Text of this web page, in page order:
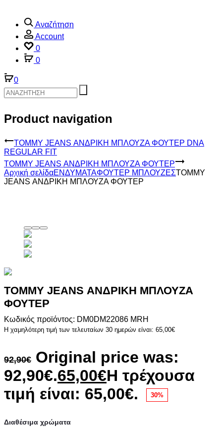
Αναζήτηση
Account
0
0
0
Product navigation
TOMMY JEANS ΑΝΔΡΙΚΗ ΜΠΛΟΥΖΑ ΦΟΥΤΕΡ DNA
REGULAR FIT
TOMMY JEANS ΑΝΔΡΙΚΗ ΜΠΛΟΥΖΑ ΦΟΥΤΕΡ
Αρχική σελίδαΕΝΔΥΜΑΤΑΦΟΥΤΕΡ ΜΠΛΟΥΖΕΣTOMMY
JEANS ΑΝΔΡΙΚΗ ΜΠΛΟΥΖΑ ΦΟΥΤΕΡ
TOMMY JEANS ΑΝΔΡΙΚΗ ΜΠΛΟΥΖΑ
ΦΟΥΤΕΡ
Κωδικός προϊόντος: DM0DM22086 MRH
Η χαμηλότερη τιμή των τελευταίων 30 ημερών είναι: 65,00€
92,90€ Original price was:
92,90€.65,00€Η τρέχουσα
τιμή είναι: 65,00€.
30%
Διαθέσιμα χρώματα